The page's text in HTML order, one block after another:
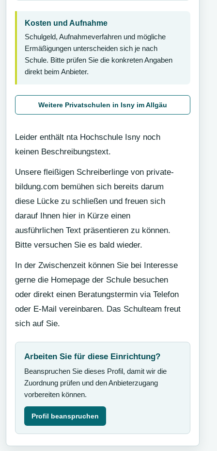
Kosten und Aufnahme
Schulgeld, Aufnahmeverfahren und mögliche
Ermäßigungen unterscheiden sich je nach
Schule. Bitte prüfen Sie die konkreten Angaben
direkt beim Anbieter.
Weitere Privatschulen in Isny im Allgäu
Leider enthält nta Hochschule Isny noch
keinen Beschreibungstext.
Unsere fleißigen Schreiberlinge von private-
bildung.com bemühen sich bereits darum
diese Lücke zu schließen und freuen sich
darauf Ihnen hier in Kürze einen
ausführlichen Text präsentieren zu können.
Bitte versuchen Sie es bald wieder.
In der Zwischenzeit können Sie bei Interesse
gerne die Homepage der Schule besuchen
oder direkt einen Beratungstermin via Telefon
oder E-Mail vereinbaren. Das Schulteam freut
sich auf Sie.
Arbeiten Sie für diese Einrichtung?
Beanspruchen Sie dieses Profil, damit wir die
Zuordnung prüfen und den Anbieterzugang
vorbereiten können.
Profil beanspruchen